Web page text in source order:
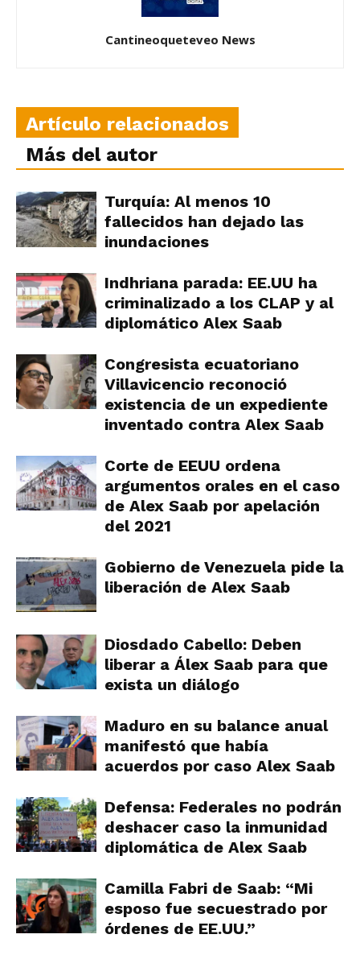
Cantineoqueteveo News
Artículo relacionados
Más del autor
Turquía: Al menos 10
fallecidos han dejado las
inundaciones
Indhriana parada: EE.UU ha
criminalizado a los CLAP y al
diplomático Alex Saab
Congresista ecuatoriano
Villavicencio reconoció
existencia de un expediente
inventado contra Alex Saab
Corte de EEUU ordena
argumentos orales en el caso
de Alex Saab por apelación
del 2021
Gobierno de Venezuela pide la
liberación de Alex Saab
Diosdado Cabello: Deben
liberar a Álex Saab para que
exista un diálogo
Maduro en su balance anual
manifestó que había
acuerdos por caso Alex Saab
Defensa: Federales no podrán
deshacer caso la inmunidad
diplomática de Alex Saab
Camilla Fabri de Saab: “Mi
esposo fue secuestrado por
órdenes de EE.UU.”